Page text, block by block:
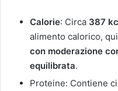
Calorie: Circa 387
alimento calorico,
con moderazione
equilibrata.
Proteine: Contiene